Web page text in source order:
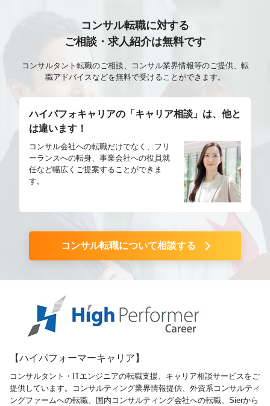
コンサル転職に対する
ご相談・求人紹介は無料です
コンサルタント転職のご相談、コンサル業界情報等のご提供、転
職アドバイスなどを無料で受けることができます。
コンサル転職について相談する
ハイパフォキャリアの「キャリア相談」は、他と
は違います！
コンサル会社への転職だけでなく、フリ
ーランスへの転身、事業会社への役員就
任など幅広くご提案することができま
す。
【ハイパフォーマーキャリア】
コンサルタント・ITエンジニアの転職支援、キャリア相談サービスをご
提供しています。コンサルティング業界情報提供、外資系コンサルティ
ングファームへの転職、国内コンサルティング会社への転職、Sierから